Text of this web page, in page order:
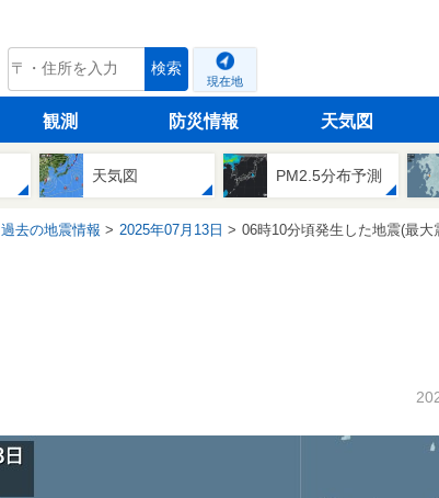
tenki.jp 検索
現在地
観測 防災情報 天気図
天気図 PM2.5分布予測
過去の地震情報 2025年07月13日 06時10分頃発生した地震(最大